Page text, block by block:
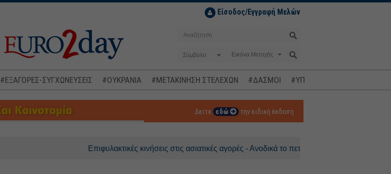
Είσοδος/Εγγραφή Μελών
Σύμβολο
#ΕΞΑΓΟΡΕΣ-ΣΥΓΧΩΝΕΥΣΕΙΣ #ΟΥΚΡΑΝΙΑ #ΜΕΤΑΚΙΝΗΣΗ ΣΤΕΛΕΧΩΝ #ΔΑΣΜΟΙ #ΥΠΟΚΛΟΠΕΣ
Δείτε εδώ την ειδική έκδοση
Επιφυλακτικές κινήσεις στις ασιατικές αγορές - Ανοδικά το πετρέλαιο